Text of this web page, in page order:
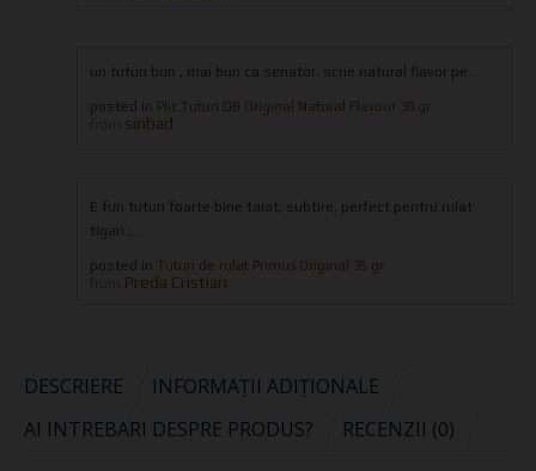
un tutun bun , mai bun ca senator. scrie natural flavor pe...
posted in Plic Tutun DB Original Natural Flavour 30 gr
sinbad
E fun tutun foarte bine taiat, subtire, perfect pentru rulat
tigari ;...
posted in Tutun de rulat Primus Original 35 gr
Preda Cristian
DESCRIERE
INFORMAȚII ADIȚIONALE
AI INTREBARI DESPRE PRODUS?
RECENZII (0)